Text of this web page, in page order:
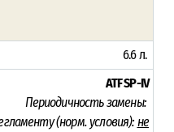
6.6 л.
ATF SP-IV
Периодичность замены:
(норм. условия): не